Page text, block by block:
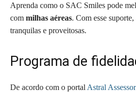
Aprenda como o SAC Smiles pode
com milhas aéreas. Com esse
tranquilas e proveitosas.
Programa de
De acordo com o portal Astral